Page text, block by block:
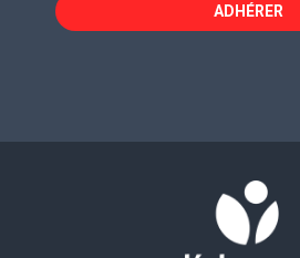
ADHÉRER